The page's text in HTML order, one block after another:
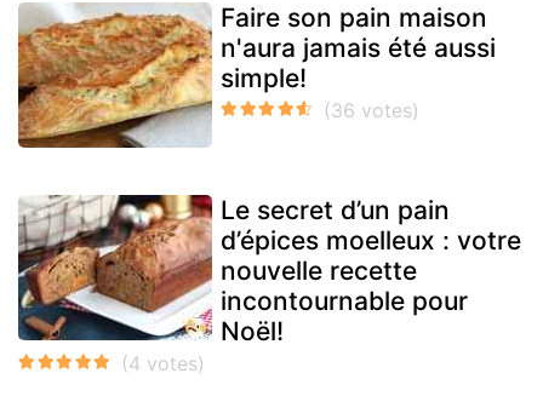
Faire son pain maison
n'aura jamais été aussi
simple!
Le secret d’un pain
d’épices moelleux : votre
nouvelle recette
incontournable pour
Noël!